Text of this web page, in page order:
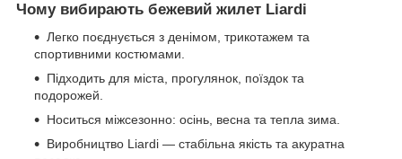
Чому вибирають бежевий жилет Liardi
Легко поєднується з денімом, трикотажем та
спортивними костюмами.
Підходить для міста, прогулянок, поїздок та
подорожей.
Носиться міжсезонно: осінь, весна та тепла зима.
Виробництво Liardi — стабільна якість та акуратна